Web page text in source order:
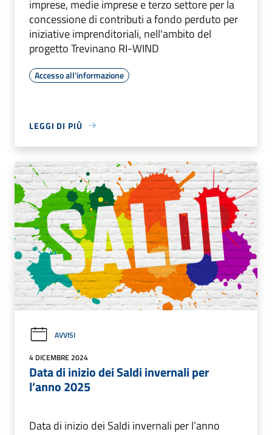
imprese, medie imprese e terzo settore per la
concessione di contributi a fondo perduto per
iniziative imprenditoriali, nell'ambito del
progetto Trevinano RI-WIND
Accesso all'informazione
LEGGI DI PIÙ
AVVISI
4 DICEMBRE 2024
Data di inizio dei Saldi invernali per
l’anno 2025
Data di inizio dei Saldi invernali per l’anno